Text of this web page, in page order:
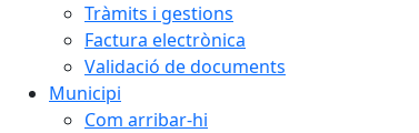
Tràmits i gestions
Factura electrònica
Validació de documents
Municipi
Com arribar-hi